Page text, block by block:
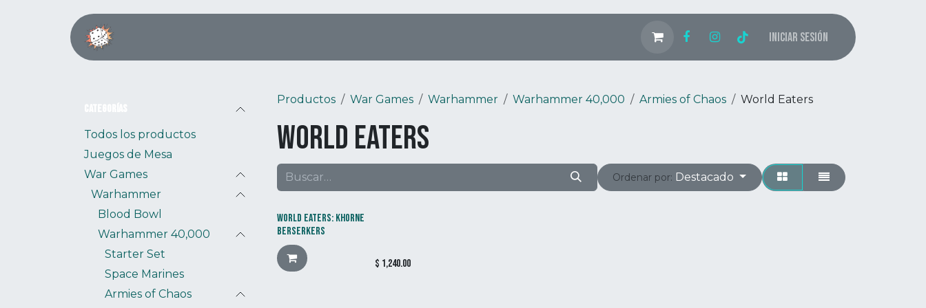
Iniciar sesión
Todos los productos
Juegos de Mesa
War Games
Warhammer
Blood Bowl
Warhammer 40,000
Starter Set
Space Marines
Armies of Chaos
Productos War Games Warhammer Warhammer 40,000 Armies of Chaos World Eaters
World Eaters
Ordenar por: Destacado
WORLD EATERS: KHORNE
BERSERKERS
$ 1,240.00